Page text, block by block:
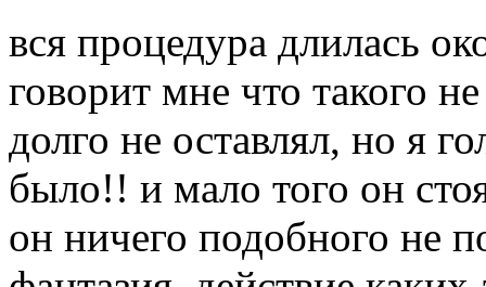
вся процедура длилась
говорит мне что такого
долго не оставлял, но я
было!! и мало того он
он ничего подобного не